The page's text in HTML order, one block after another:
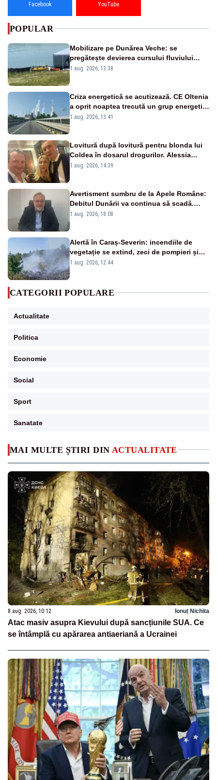
MAI MULTE ȘTIRI DIN ACTUALITATE
8 aug. 2026, 10:12 Ionuț Nichita
Atac masiv asupra Kievului după sancțiunile SUA. Ce
se întâmplă cu apărarea antiaeriană a Ucrainei
Facebook YouTube
POPULAR
Mobilizare pe Dunărea Veche: se
pregătește devierea cursului fluviului
către Cernavodă – VIDEO
1 aug. 2026, 13:38
Criza energetică se acutizează. CE Oltenia
a oprit noaptea trecută un grup energetic
de la Rovinari
1 aug. 2026, 13:41
Lovitură după lovitură pentru blonda lui
Coldea în dosarul drogurilor. Alessia
Păcuraru explică decizia magistraților
1 aug. 2026, 14:39
Avertisment sumbru de la Apele Române:
Debitul Dunării va continua să scadă.
Cernavodă s-ar putea închide în 4 zile
1 aug. 2026, 18:08
Alertă în Caraș-Severin: incendiile de
vegetație se extind, zeci de pompieri și
silvicultori se luptă cu flăcările - VIDEO
1 aug. 2026, 12:44
CATEGORII POPULARE
Actualitate
Politica
Economie
Social
Sport
Sanatate